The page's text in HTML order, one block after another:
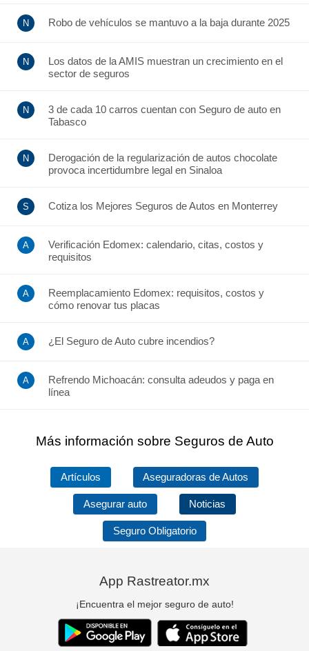
Robo de vehículos se mantuvo a la baja durante 2025
Los datos de la AMIS muestran un crecimiento en el
sector de seguros
3 de cada 10 carros cuentan con Seguro de auto en
Tabasco
Derogación de la regularización de autos chocolate
provoca incertidumbre legal en Sinaloa
Cotiza los Mejores Seguros de Autos en Monterrey
Verificación Edomex: calendario, citas, costos y
requisitos
Reemplacamiento Edomex: requisitos, costos y
cómo renovar tus placas
¿El Seguro de Auto cubre incendios?
Refrendo Michoacán: consulta adeudos y paga en
línea
Más información sobre Seguros de Auto
Artículos Aseguradoras de Autos
Asegurar auto Noticias
Seguro Obligatorio
App Rastreator.mx
¡Encuentra el mejor seguro de auto!